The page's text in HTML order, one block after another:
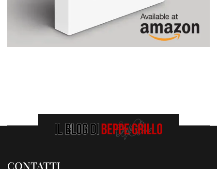
CONTATTI